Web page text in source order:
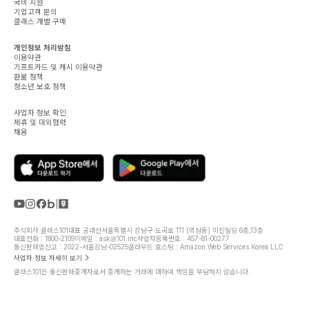
국비 지원
기업고객 문의
클래스 개별 구매
개인정보 처리방침
이용약관
기프트카드 및 캐시 이용약관
환불 정책
청소년 보호 정책
사업자 정보 확인
제휴 및 대외협력
채용
주식회사 클래스101대표 공대선서울특별시 강남구 도곡로 111 (역삼동) 미진빌딩 6층,13층
대표전화 : 1800-2109이메일 : ask@101.inc사업자등록번호 : 457-81-00277
통신판매업신고 : 2022-서울강남-02525클라우드 호스팅 : Amazon Web Services Korea LLC
사업자 정보 자세히 보기
클래스101은 통신판매중개자로서 중개하는 거래에 대하여 책임을 부담하지 않습니다.